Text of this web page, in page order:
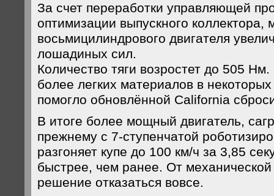
За счет переработки управляющей
оптимизации выпускного коллектора,
восьмицилиндрового двигателя
лошадиных сил.
Количество тяги возростет до 505
более легких материалов в
помогло обновлённой California
В итоге более мощный двигатель,
прежнему с 7-ступенчатой
разгоняет купе до 100 км/ч за 3,85
быстрее, чем ранее. От
решение отказаться вовсе.